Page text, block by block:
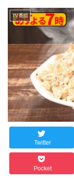
TV番組
Twitter
Pocket